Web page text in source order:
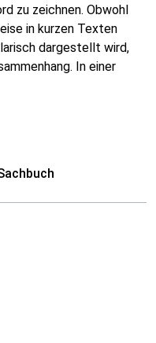
zu zeichnen. Obwohl
in kurzen Texten
dargestellt wird,
In einer